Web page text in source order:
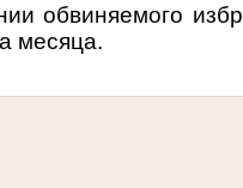
месяца.